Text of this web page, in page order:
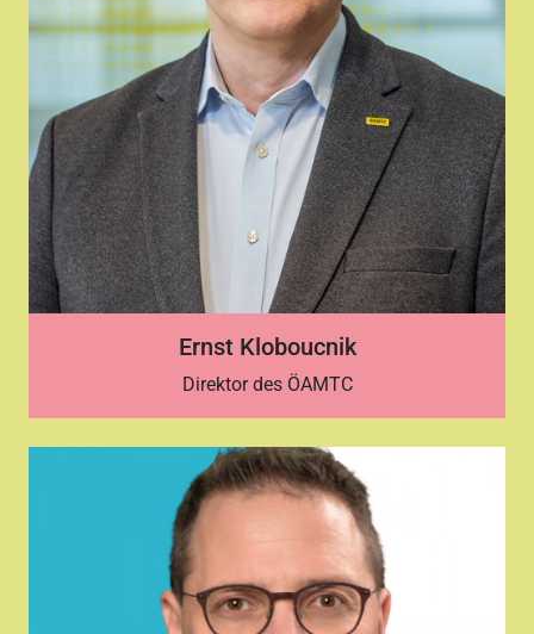
Ernst Kloboucnik
Direktor des ÖAMTC